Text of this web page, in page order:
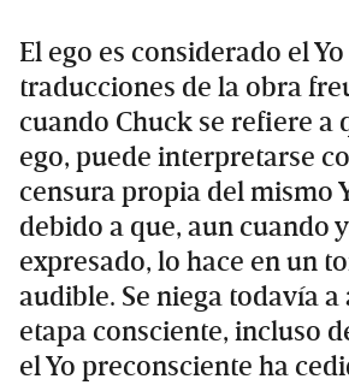
El ego es considerado el
traducciones de la obra
cuando Chuck se refiere a
ego, puede interpretarse
censura propia del mismo
debido a que, aun cuando
expresado, lo hace en un
audible. Se niega todavía a
etapa consciente, incluso
el Yo preconsciente ha